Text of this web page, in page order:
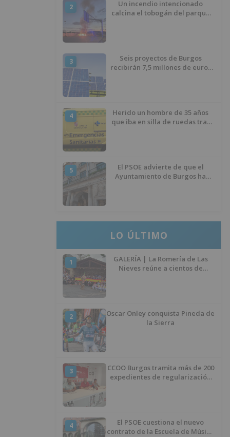
2
Un incendio intencionado
calcina el tobogán del parque
3
Seis proyectos de Burgos
recibirán 7,5 millones de euros
4
Herido un hombre de 35 años
que iba en silla de ruedas tras
5
El PSOE advierte de que el
Ayuntamiento de Burgos ha
LO ÚLTIMO
1
GALERÍA | La Romería de Las
Nieves reúne a cientos de
2
Oscar Onley conquista Pineda de
la Sierra
3
CCOO Burgos tramita más de 200
expedientes de regularización
4
El PSOE cuestiona el nuevo
contrato de la Escuela de Música